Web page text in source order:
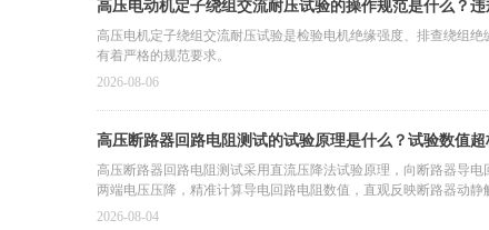
高压电动机定子绕组交流耐压试验的操作规范是什么？
高压电机定子绕组交流耐压试验是检验电机绝缘强度、排查绕组
有着严格的规范要求。
2026-08-06
高压断路器回路电阻测试的试验原理是什么？试验数值
高压断路器回路电阻测试采用直流压降法试验原理，向断路器导
两端电压压降，精准计算导电回路电阻数值，直观反映断路器动静
2026-08-04